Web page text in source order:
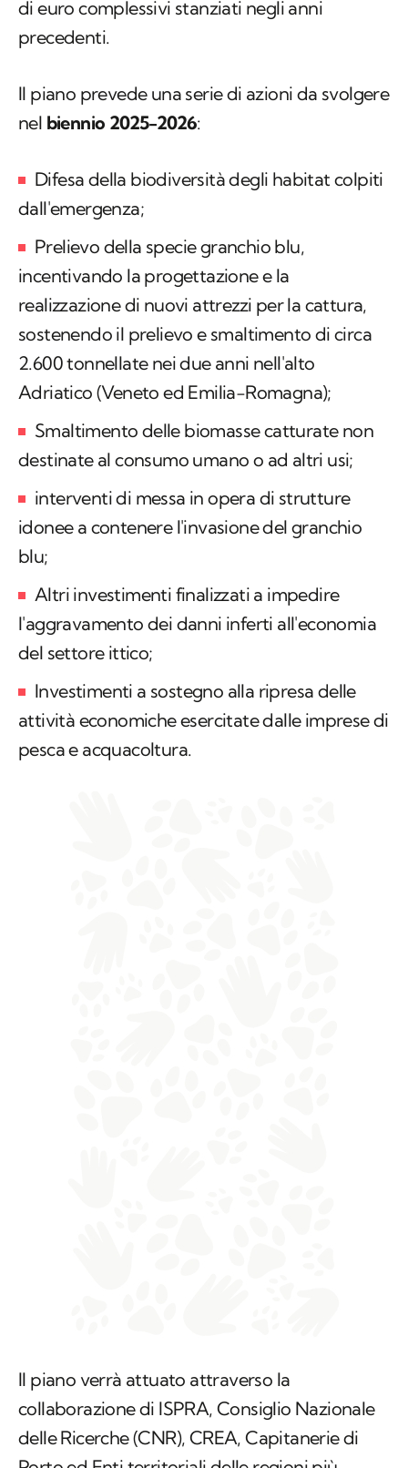
di euro complessivi stanziati negli anni
precedenti.
Il piano prevede una serie di azioni da svolgere
nel biennio 2025-2026:
Difesa della biodiversità degli habitat colpiti
dall'emergenza;
Prelievo della specie granchio blu,
incentivando la progettazione e la
realizzazione di nuovi attrezzi per la cattura,
sostenendo il prelievo e smaltimento di circa
2.600 tonnellate nei due anni nell'alto
Adriatico (Veneto ed Emilia-Romagna);
Smaltimento delle biomasse catturate non
destinate al consumo umano o ad altri usi;
interventi di messa in opera di strutture
idonee a contenere l'invasione del granchio
blu;
Altri investimenti finalizzati a impedire
l'aggravamento dei danni inferti all'economia
del settore ittico;
Investimenti a sostegno alla ripresa delle
attività economiche esercitate dalle imprese di
pesca e acquacoltura.
Il piano verrà attuato attraverso la
collaborazione di ISPRA, Consiglio Nazionale
delle Ricerche (CNR), CREA, Capitanerie di